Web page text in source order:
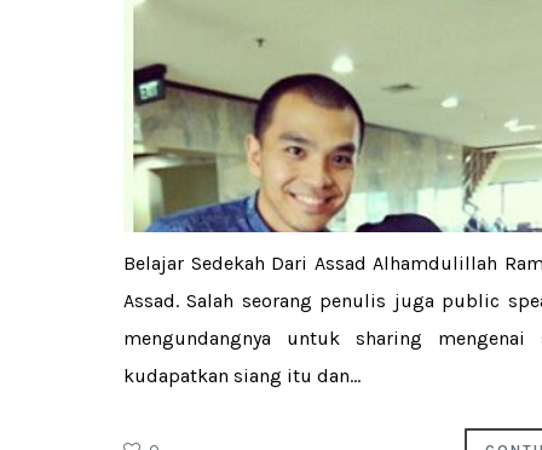
Belajar Sedekah Dari Assad Alhamdulillah
Assad. Salah seorang penulis juga public
mengundangnya untuk sharing
kudapatkan siang itu dan...